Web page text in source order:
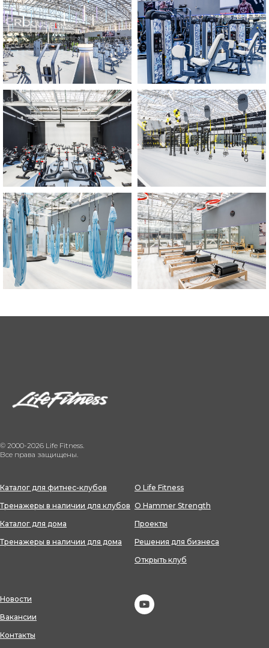
© 2000-2026 Life Fitness.
Все права защищены.
Каталог для фитнес-клубов
Тренажеры в наличии для клубов
Каталог для дома
Тренажеры в наличии для дома
О Life Fitness
О Hammer Strength
Проекты
Решения для бизнеса
Открыть клуб
Новости
Вакансии
Контакты